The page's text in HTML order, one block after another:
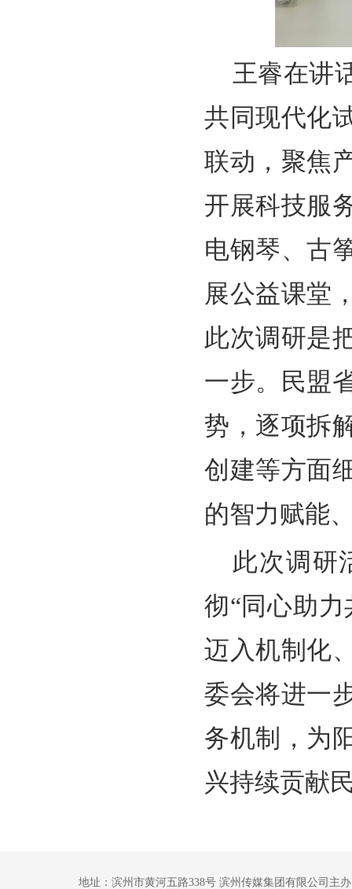
王睿在讲
共同现代化
联动，聚焦
开展科技服
电钢琴、古
展公益课堂
此次调研是
一步。民盟
势，逐项拆
创建等方面
的智力赋能
此次调研
彻“同心助
迈入机制化
委会将进一
务机制，为
兴持续贡献
地址：滨州市黄河五路338号 滨州传媒集团有限公司主